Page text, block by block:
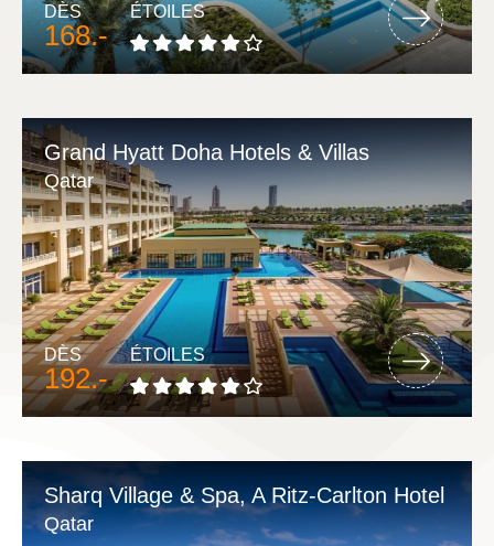
DÈS
168.-
ÉTOILES
Grand Hyatt Doha Hotels & Villas
Qatar
DÈS
192.-
ÉTOILES
Sharq Village & Spa, A Ritz-Carlton Hotel
Qatar